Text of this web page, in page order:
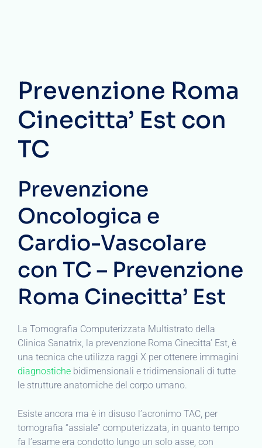
Prevenzione Roma
Cinecitta’ Est con
TC
Prevenzione
Oncologica e
Cardio-Vascolare
con TC – Prevenzione
Roma Cinecitta’ Est
La Tomografia Computerizzata Multistrato della
Clinica Sanatrix, la prevenzione Roma Cinecitta’ Est, è
una tecnica che utilizza raggi X per ottenere immagini
diagnostiche bidimensionali e tridimensionali di tutte
le strutture anatomiche del corpo umano.
Esiste ancora ma è in disuso l’acronimo TAC, per
tomografia “assiale” computerizzata, in quanto tempo
fa l’esame era condotto lungo un solo asse, con